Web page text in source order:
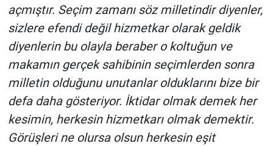
açmıştır. Seçim zamanı söz milletindir diyenler,
sizlere efendi değil hizmetkar olarak geldik
diyenlerin bu olayla beraber o koltuğun ve
makamın gerçek sahibinin seçimlerden sonra
milletin olduğunu unutanlar olduklarını bize bir
defa daha gösteriyor. İktidar olmak demek her
kesimin, herkesin hizmetkarı olmak demektir.
Görüşleri ne olursa olsun herkesin eşit